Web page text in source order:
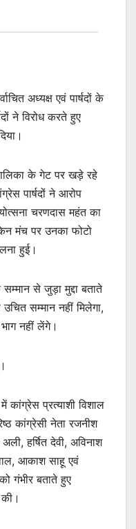
अध्यक्ष एवं पार्षदों के
ने विरोध करते हुए
के गेट पर खड़े रहे
पार्षदों ने आरोप
चरणदास महंत का
मंच पर उनका फोटो
हुई।
से जुड़ा मुद्दा बताते
सम्मान नहीं मिलेगा,
नहीं लेंगे।
कांग्रेस प्रत्याशी विशाल
कांग्रेसी नेता रजनीश
हर्षित देवी, अविनाश
आकाश साहू एवं
गंभीर बताते हुए